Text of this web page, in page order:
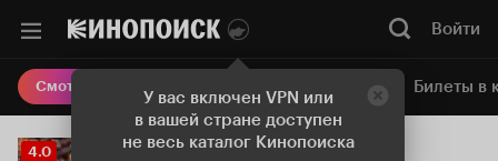
У вас включен VPN или
в вашей стране доступен
не весь каталог Кинопоиска
Войти
Смотреть кино Онлайн-кинотеатр Билеты в
Рейтинг
4.0